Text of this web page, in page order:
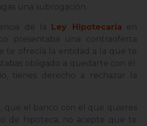
una subrogación.
de la Ley Hipotecaria en
presentaba una contraoferta
te ofrecía la entidad a la que te
obligado a quedarte con él.
tienes derecho a rechazar la
que el banco con el que quieres
de hipoteca, no acepte que te